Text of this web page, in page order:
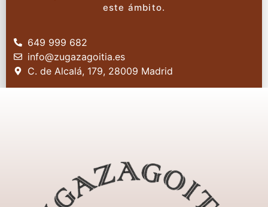
este ámbito.
649 999 682
info@zugazagoitia.es
C. de Alcalá, 179, 28009 Madrid